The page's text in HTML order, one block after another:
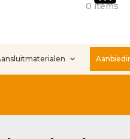
0 items